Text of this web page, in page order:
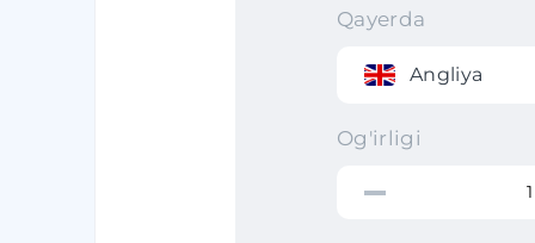
Qayerda
Angliya
Og'irligi